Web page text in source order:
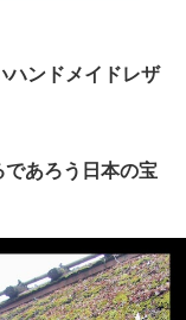
ハンドメイドレザ
であろう日本の宝